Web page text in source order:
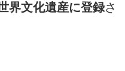
界文化遺産に登録さ